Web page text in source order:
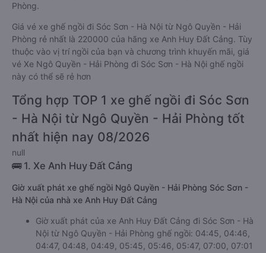
Phòng.
Giá vé xe ghế ngồi đi Sóc Sơn - Hà Nội từ Ngô Quyền - Hải
Phòng rẻ nhất là 220000 của hãng xe Anh Huy Đất Cảng. Tùy
thuộc vào vị trí ngồi của bạn và chương trình khuyến mãi, giá
vé Xe Ngô Quyền - Hải Phòng đi Sóc Sơn - Hà Nội ghế ngồi
này có thể sẽ rẻ hơn
Tổng hợp TOP 1 xe ghế ngồi đi Sóc Sơn
- Hà Nội từ Ngô Quyền - Hải Phòng tốt
nhất hiện nay 08/2026
null
🚌 1. Xe Anh Huy Đất Cảng
Giờ xuất phát xe ghế ngồi Ngô Quyền - Hải Phòng Sóc Sơn -
Hà Nội của nhà xe Anh Huy Đất Cảng
Giờ xuất phát của xe Anh Huy Đất Cảng đi Sóc Sơn - Hà
Nội từ Ngô Quyền - Hải Phòng ghế ngồi: 04:45, 04:46,
04:47, 04:48, 04:49, 05:45, 05:46, 05:47, 07:00, 07:01